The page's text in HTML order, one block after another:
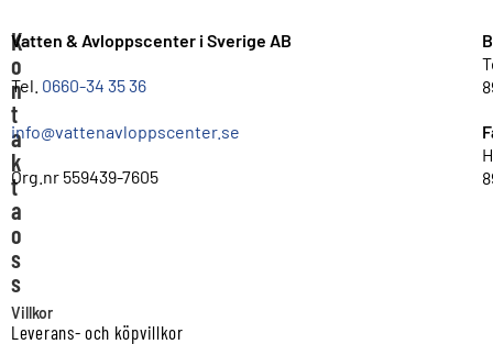
K
o
n
t
a
k
t
a
o
s
s
Vatten & Avloppscenter i Sverige AB
Tel. 0660-34 35 36
info@vattenavloppscenter.se
Org.nr 559439-7605
Villkor
Leverans- och köpvillkor